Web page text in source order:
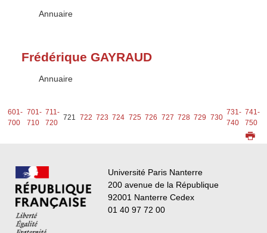
Type :
Annuaire
Frédérique GAYRAUD
Type :
Annuaire
601-
700
701-
710
711-
720
721 722 723 724 725 726 727 728 729 730
731-
740
741-
750
Université Paris Nanterre
200 avenue de la République
92001 Nanterre Cedex
01 40 97 72 00